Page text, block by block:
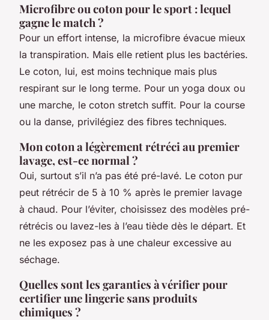
Microfibre ou coton pour le sport : lequel
gagne le match ?
Pour un effort intense, la microfibre évacue mieux
la transpiration. Mais elle retient plus les bactéries.
Le coton, lui, est moins technique mais plus
respirant sur le long terme. Pour un yoga doux ou
une marche, le coton stretch suffit. Pour la course
ou la danse, privilégiez des fibres techniques.
Mon coton a légèrement rétréci au premier
lavage, est-ce normal ?
Oui, surtout s’il n’a pas été pré-lavé. Le coton pur
peut rétrécir de 5 à 10 % après le premier lavage
à chaud. Pour l’éviter, choisissez des modèles pré-
rétrécis ou lavez-les à l’eau tiède dès le départ. Et
ne les exposez pas à une chaleur excessive au
séchage.
Quelles sont les garanties à vérifier pour
certifier une lingerie sans produits
chimiques ?